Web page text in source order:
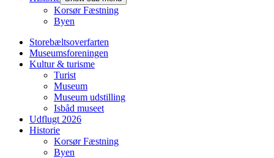
Korsør Fæstning
Byen
Storebæltsoverfarten
Museumsforeningen
Kultur & turisme
Turist
Museum
Museum udstilling
Isbåd museet
Udflugt 2026
Historie
Korsør Fæstning
Byen